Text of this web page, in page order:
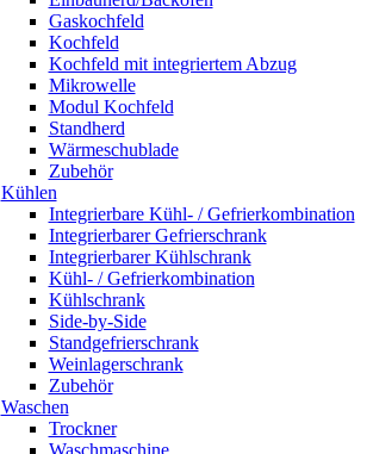
Gaskochfeld
Kochfeld
Kochfeld mit integriertem Abzug
Mikrowelle
Modul Kochfeld
Standherd
Wärmeschublade
Zubehör
Kühlen
Integrierbare Kühl- / Gefrierkombination
Integrierbarer Gefrierschrank
Integrierbarer Kühlschrank
Kühl- / Gefrierkombination
Kühlschrank
Side-by-Side
Standgefrierschrank
Weinlagerschrank
Zubehör
Waschen
Trockner
Waschmaschine